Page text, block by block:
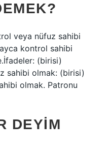
veya nüfuz sahibi
kontrol sahibi
(birisi)
sahibi olmak: (birisi)
olmak. Patronu
DEYIM